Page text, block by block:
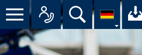
Suche